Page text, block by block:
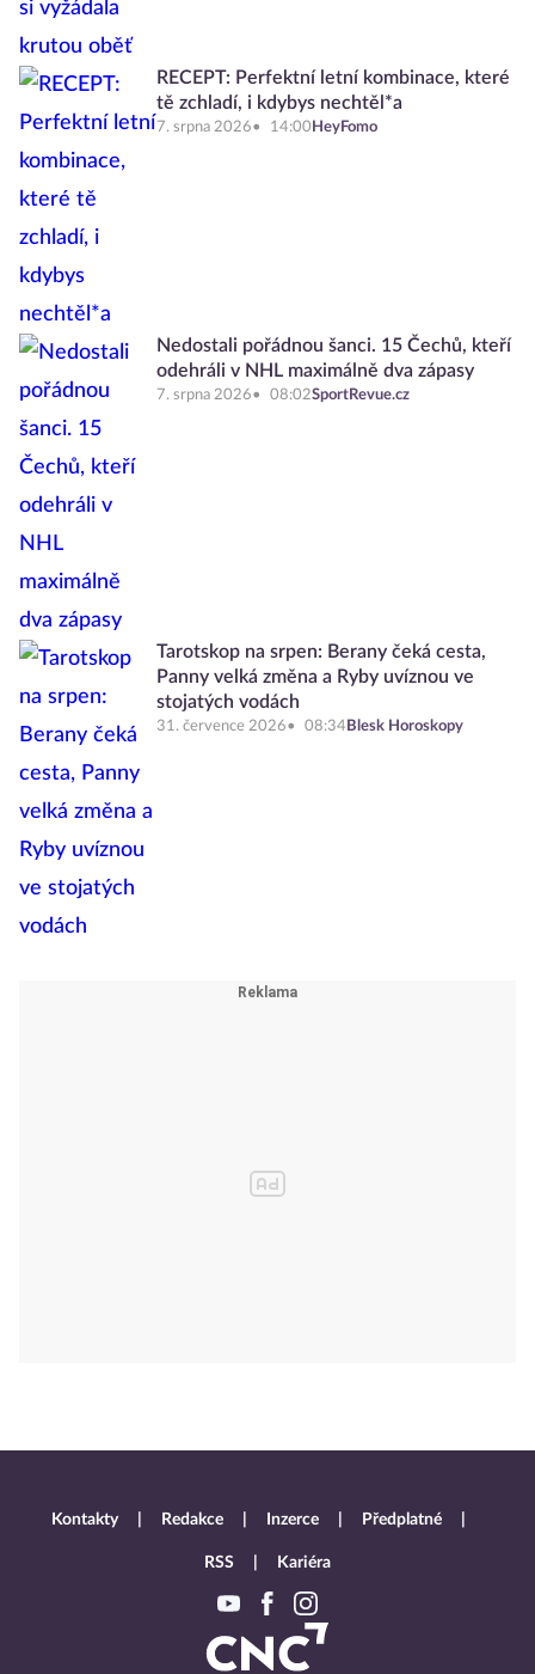
RECEPT: Perfektní letní kombinace, které
tě zchladí, i kdybys nechtěl*a
7. srpna 2026 14:00 HeyFomo
Nedostali pořádnou šanci. 15 Čechů, kteří
odehráli v NHL maximálně dva zápasy
7. srpna 2026 08:02SportRevue.cz
Tarotskop na srpen: Berany čeká cesta,
Panny velká změna a Ryby uvíznou ve
stojatých vodách
31. července 2026 08:34 Blesk Horoskopy
Kontakty Redakce Inzerce Předplatné
RSS Kariéra